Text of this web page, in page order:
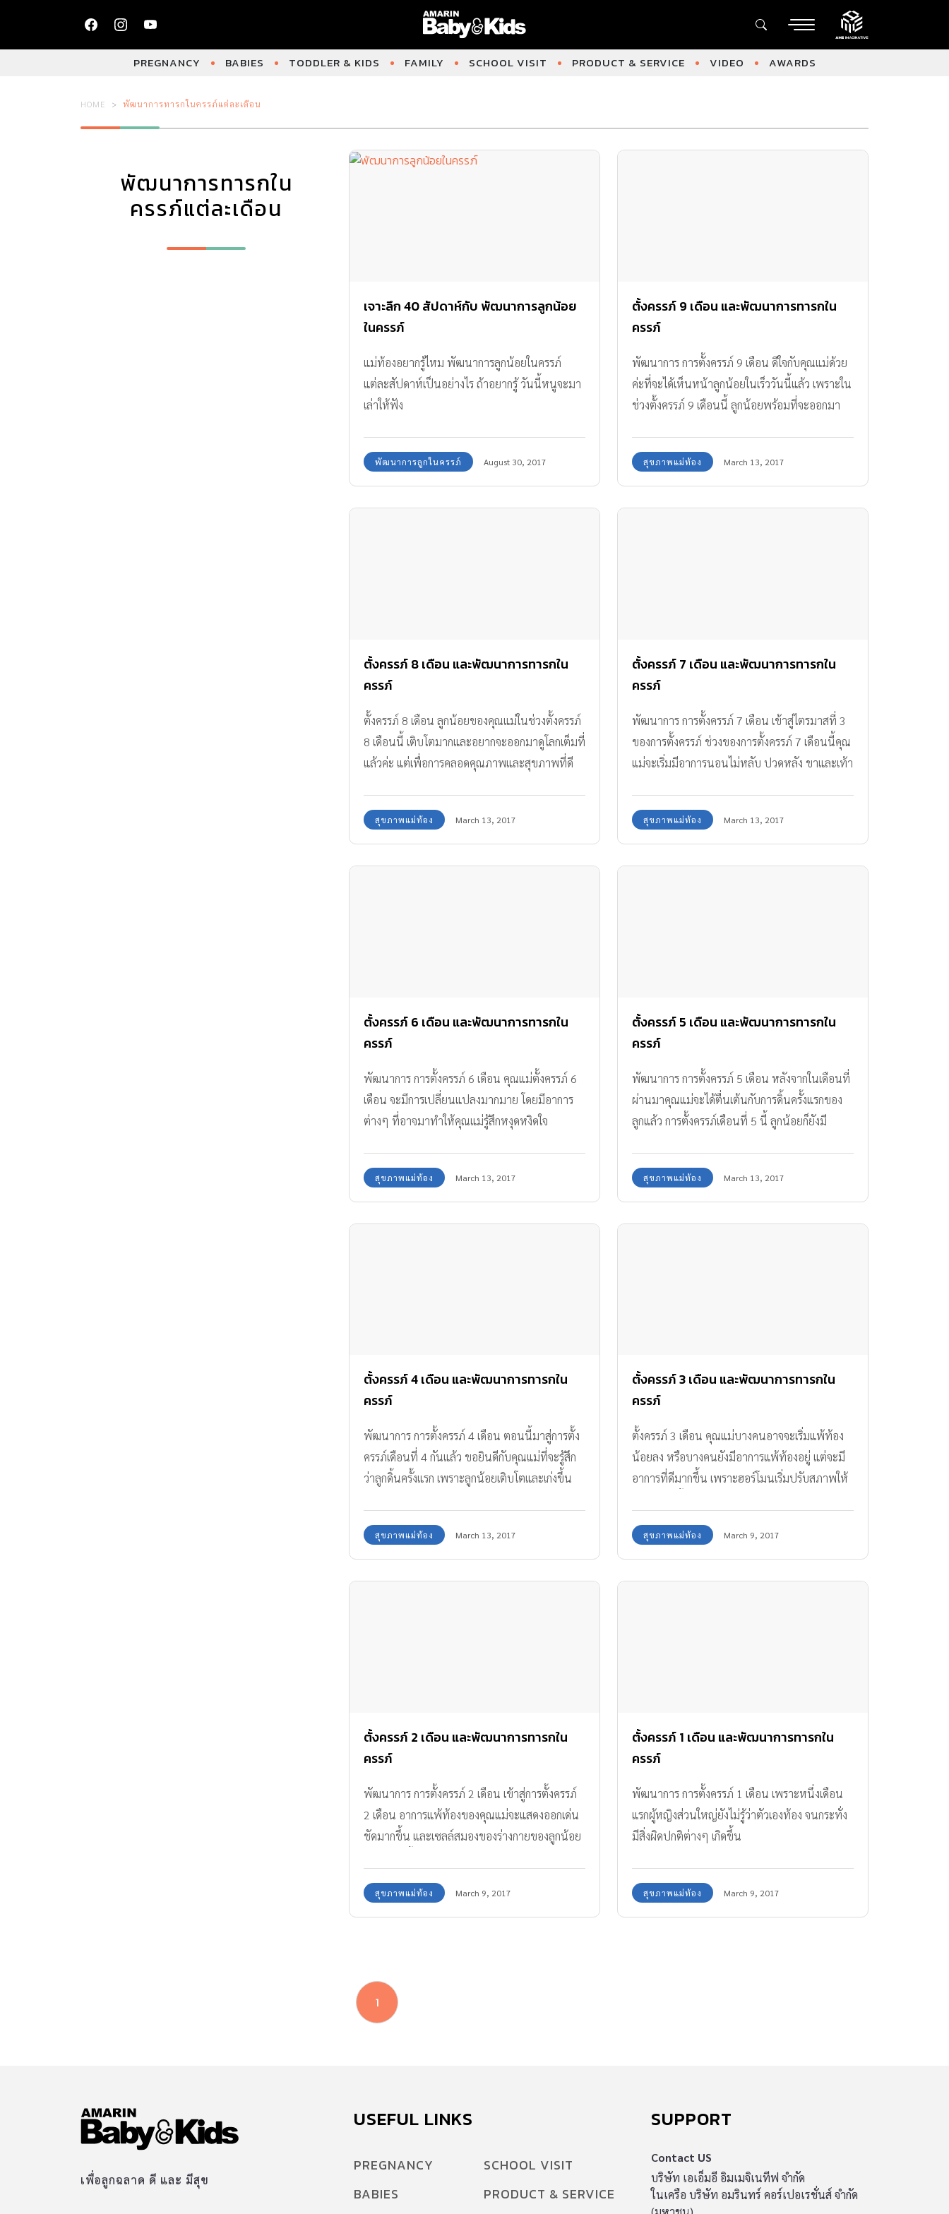
PREGNANCY BABIES TODDLER & KIDS FAMILY SCHOOL VISIT PRODUCT & SERVICE VIDEO AWARDS
HOME พัฒนาการทารกในครรภ์แต่ละเดือน
พัฒนาการทารกใน
ครรภ์แต่ละเดือน
เจาะลึก 40 สัปดาห์กับ พัฒนาการลูกน้อย
ในครรภ์
แม่ท้องอยากรู้ไหม พัฒนาการลูกน้อยในครรภ์
แต่ละสัปดาห์เป็นอย่างไร ถ้าอยากรู้ วันนี้หนูจะมา
เล่าให้ฟัง
พัฒนาการลูกในครรภ์ August 30, 2017
ตั้งครรภ์ 9 เดือน และพัฒนาการทารกใน
ครรภ์
พัฒนาการ การตั้งครรภ์ 9 เดือน ดีใจกับคุณแม่ด้วย
ค่ะที่จะได้เห็นหน้าลูกน้อยในเร็ววันนี้แล้ว เพราะใน
ช่วงตั้งครรภ์ 9 เดือนนี้ ลูกน้อยพร้อมที่จะออกมา
สุขภาพแม่ท้อง March 13, 2017
ตั้งครรภ์ 8 เดือน และพัฒนาการทารกใน
ครรภ์
ตั้งครรภ์ 8 เดือน ลูกน้อยของคุณแม่ในช่วงตั้งครรภ์
8 เดือนนี้ เติบโตมากและอยากจะออกมาดูโลกเต็มที่
แล้วค่ะ แต่เพื่อการคลอดคุณภาพและสุขภาพที่ดี
สุขภาพแม่ท้อง March 13, 2017
ตั้งครรภ์ 7 เดือน และพัฒนาการทารกใน
ครรภ์
พัฒนาการ การตั้งครรภ์ 7 เดือน เข้าสู่ไตรมาสที่ 3
ของการตั้งครรภ์ ช่วงของการตั้งครรภ์ 7 เดือนนี้คุณ
แม่จะเริ่มมีอาการนอนไม่หลับ ปวดหลัง ขาและเท้า
สุขภาพแม่ท้อง March 13, 2017
ตั้งครรภ์ 6 เดือน และพัฒนาการทารกใน
ครรภ์
พัฒนาการ การตั้งครรภ์ 6 เดือน คุณแม่ตั้งครรภ์ 6
เดือน จะมีการเปลี่ยนแปลงมากมาย โดยมีอาการ
ต่างๆ ที่อาจมาทำให้คุณแม่รู้สึกหงุดหงิดใจ
สุขภาพแม่ท้อง March 13, 2017
ตั้งครรภ์ 5 เดือน และพัฒนาการทารกใน
ครรภ์
พัฒนาการ การตั้งครรภ์ 5 เดือน หลังจากในเดือนที่
ผ่านมาคุณแม่จะได้ตื่นเต้นกับการดิ้นครั้งแรกของ
ลูกแล้ว การตั้งครรภ์เดือนที่ 5 นี้ ลูกน้อยก็ยังมี
สุขภาพแม่ท้อง March 13, 2017
ตั้งครรภ์ 4 เดือน และพัฒนาการทารกใน
ครรภ์
พัฒนาการ การตั้งครรภ์ 4 เดือน ตอนนี้มาสู่การตั้ง
ครรภ์เดือนที่ 4 กันแล้ว ขอยินดีกับคุณแม่ที่จะรู้สึก
ว่าลูกดิ้นครั้งแรก เพราะลูกน้อยเติบโตและเก่งขึ้น
สุขภาพแม่ท้อง March 13, 2017
ตั้งครรภ์ 3 เดือน และพัฒนาการทารกใน
ครรภ์
ตั้งครรภ์ 3 เดือน คุณแม่บางคนอาจจะเริ่มแพ้ท้อง
น้อยลง หรือบางคนยังมีอาการแพ้ท้องอยู่ แต่จะมี
อาการที่ดีมากขึ้น เพราะฮอร์โมนเริ่มปรับสภาพให้
สุขภาพแม่ท้อง March 9, 2017
ตั้งครรภ์ 2 เดือน และพัฒนาการทารกใน
ครรภ์
พัฒนาการ การตั้งครรภ์ 2 เดือน เข้าสู่การตั้งครรภ์
2 เดือน อาการแพ้ท้องของคุณแม่จะแสดงออกเด่น
ชัดมากขึ้น และเซลล์สมองของร่างกายของลูกน้อย
สุขภาพแม่ท้อง March 9, 2017
ตั้งครรภ์ 1 เดือน และพัฒนาการทารกใน
ครรภ์
พัฒนาการ การตั้งครรภ์ 1 เดือน เพราะหนึ่งเดือน
แรกผู้หญิงส่วนใหญ่ยังไม่รู้ว่าตัวเองท้อง จนกระทั่ง
มีสิ่งผิดปกติต่างๆ เกิดขึ้น
สุขภาพแม่ท้อง March 9, 2017
1
เพื่อลูกฉลาด ดี และ มีสุข
USEFUL LINKS
PREGNANCY
BABIES
SCHOOL VISIT
PRODUCT & SERVICE
SUPPORT
Contact US
บริษัท เอเอ็มอี อิมเมจิเนทีฟ จำกัด
ในเครือ บริษัท อมรินทร์ คอร์เปอเรชั่นส์ จำกัด